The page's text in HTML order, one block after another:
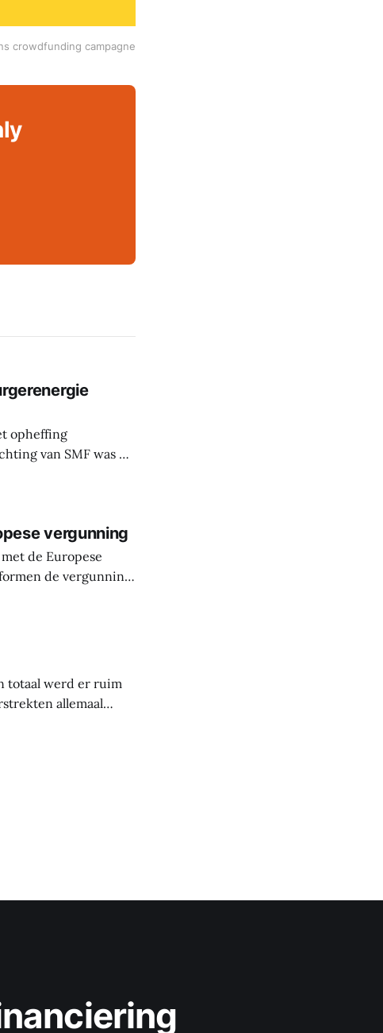
crowdfunding campagne
opheffing
van SMF was dit
we ook andere
vergunning
de Europese
de vergunning
totaal werd er ruim
allemaal
is dan